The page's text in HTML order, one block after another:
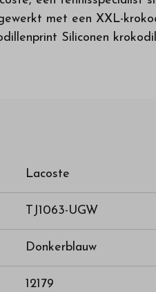
met een XXL-
Siliconen krokodil
Lacoste
TJ1063-UGW
Donkerblauw
12179